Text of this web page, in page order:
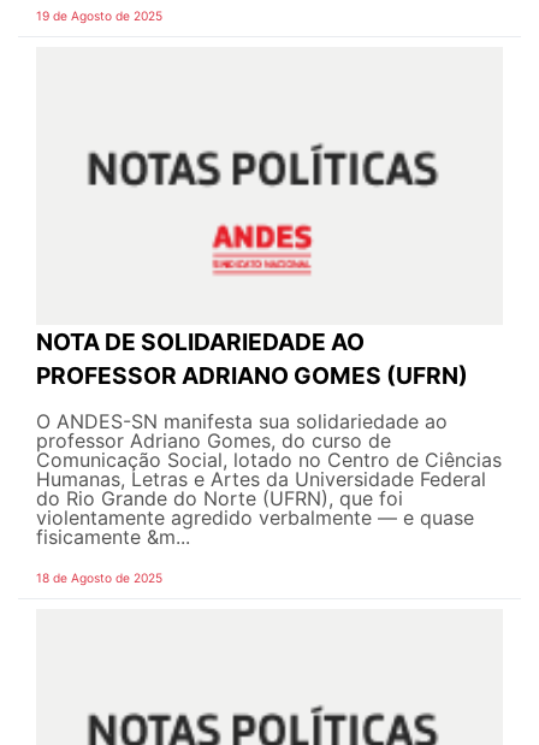
19 de Agosto de 2025
NOTA DE SOLIDARIEDADE AO
PROFESSOR ADRIANO GOMES (UFRN)
O ANDES-SN manifesta sua solidariedade ao
professor Adriano Gomes, do curso de
Comunicação Social, lotado no Centro de Ciências
Humanas, Letras e Artes da Universidade Federal
do Rio Grande do Norte (UFRN), que foi
violentamente agredido verbalmente — e quase
fisicamente &m...
18 de Agosto de 2025